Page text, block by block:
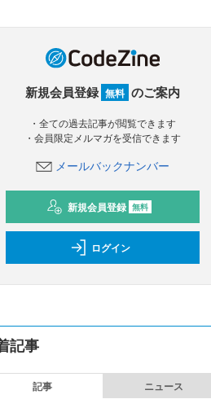
新規会員登録 無料 のご案内
・全ての過去記事が閲覧できます
・会員限定メルマガを受信できます
メールバックナンバー
新規会員登録 無料
ログイン
記事
記事 ニュース